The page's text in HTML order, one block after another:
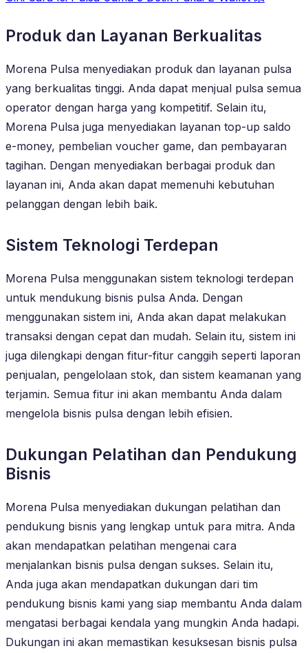
Produk dan Layanan Berkualitas
Morena Pulsa menyediakan produk dan layanan pulsa
yang berkualitas tinggi. Anda dapat menjual pulsa semua
operator dengan harga yang kompetitif. Selain itu,
Morena Pulsa juga menyediakan layanan top-up saldo
e-money, pembelian voucher game, dan pembayaran
tagihan. Dengan menyediakan berbagai produk dan
layanan ini, Anda akan dapat memenuhi kebutuhan
pelanggan dengan lebih baik.
Sistem Teknologi Terdepan
Morena Pulsa menggunakan sistem teknologi terdepan
untuk mendukung bisnis pulsa Anda. Dengan
menggunakan sistem ini, Anda akan dapat melakukan
transaksi dengan cepat dan mudah. Selain itu, sistem ini
juga dilengkapi dengan fitur-fitur canggih seperti laporan
penjualan, pengelolaan stok, dan sistem keamanan yang
terjamin. Semua fitur ini akan membantu Anda dalam
mengelola bisnis pulsa dengan lebih efisien.
Dukungan Pelatihan dan Pendukung
Bisnis
Morena Pulsa menyediakan dukungan pelatihan dan
pendukung bisnis yang lengkap untuk para mitra. Anda
akan mendapatkan pelatihan mengenai cara
menjalankan bisnis pulsa dengan sukses. Selain itu,
Anda juga akan mendapatkan dukungan dari tim
pendukung bisnis kami yang siap membantu Anda dalam
mengatasi berbagai kendala yang mungkin Anda hadapi.
Dukungan ini akan memastikan kesuksesan bisnis pulsa